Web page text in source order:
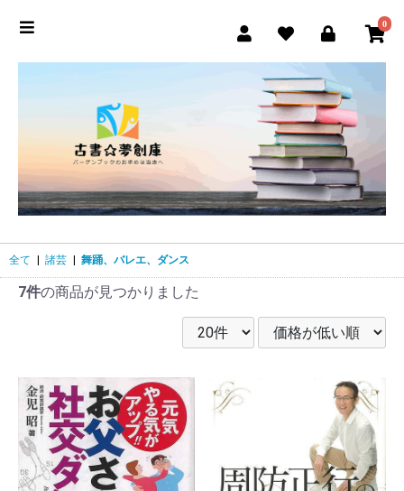
0
全て | 諸芸 | 舞踊、バレエ、ダンス
7件の商品が見つかりました